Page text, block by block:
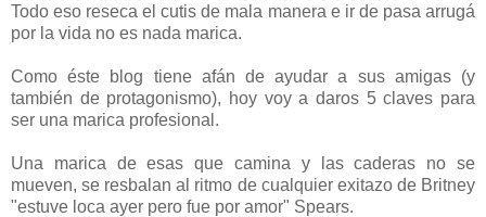
Todo eso reseca el cutis de mala manera e ir de pasa arrugá
por la vida no es nada marica.
Como éste blog tiene afán de ayudar a sus amigas (y
también de protagonismo), hoy voy a daros 5 claves para
ser una marica profesional.
Una marica de esas que camina y las caderas no se
mueven, se resbalan al ritmo de cualquier exitazo de Britney
"estuve loca ayer pero fue por amor" Spears.